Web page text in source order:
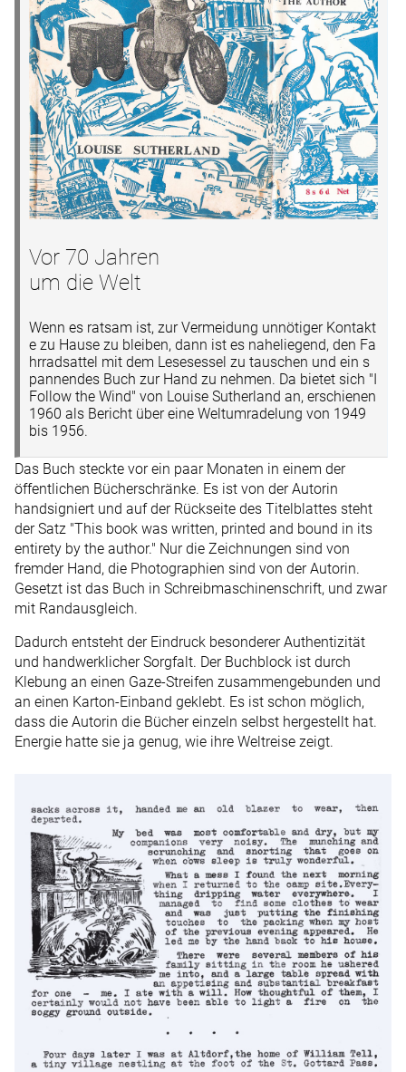
Vor 70 Jahren
um die Welt
Wenn es ratsam ist, zur Vermeidung unnötiger Kontakt
e zu Hause zu bleiben, dann ist es naheliegend, den Fa
hrradsattel mit dem Lesesessel zu tauschen und ein s
pannendes Buch zur Hand zu nehmen. Da bietet sich "I
Follow the Wind" von Louise Sutherland an, erschienen
1960 als Bericht über eine Weltumradelung von 1949
bis 1956.
Das Buch steckte vor ein paar Monaten in einem der
öffentlichen Bücherschränke. Es ist von der Autorin
handsigniert und auf der Rückseite des Titelblattes steht
der Satz "This book was written, printed and bound in its
entirety by the author." Nur die Zeichnungen sind von
fremder Hand, die Photographien sind von der Autorin.
Gesetzt ist das Buch in Schreibmaschinenschrift, und zwar
mit Randausgleich.
Dadurch entsteht der Eindruck besonderer Authentizität
und handwerklicher Sorgfalt. Der Buchblock ist durch
Klebung an einen Gaze-Streifen zusammengebunden und
an einen Karton-Einband geklebt. Es ist schon möglich,
dass die Autorin die Bücher einzeln selbst hergestellt hat.
Energie hatte sie ja genug, wie ihre Weltreise zeigt.